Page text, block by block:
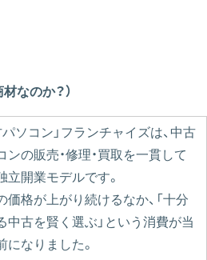
なのか？）
パソコン」フランチャイズは、中古
ンの販売・修理・買取を一貫して
立開業モデルです。
価格が上がり続けるなか、「十分
中古を賢く選ぶ」という消費が当
になりました。